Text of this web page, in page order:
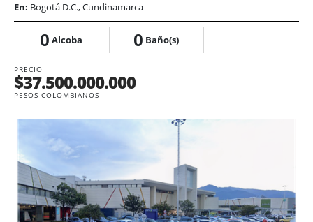
En: Bogotá D.C., Cundinamarca
0 Alcoba 0 Baño(s)
PRECIO
$37.500.000.000
PESOS COLOMBIANOS